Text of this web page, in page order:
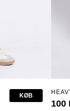
KØB
100